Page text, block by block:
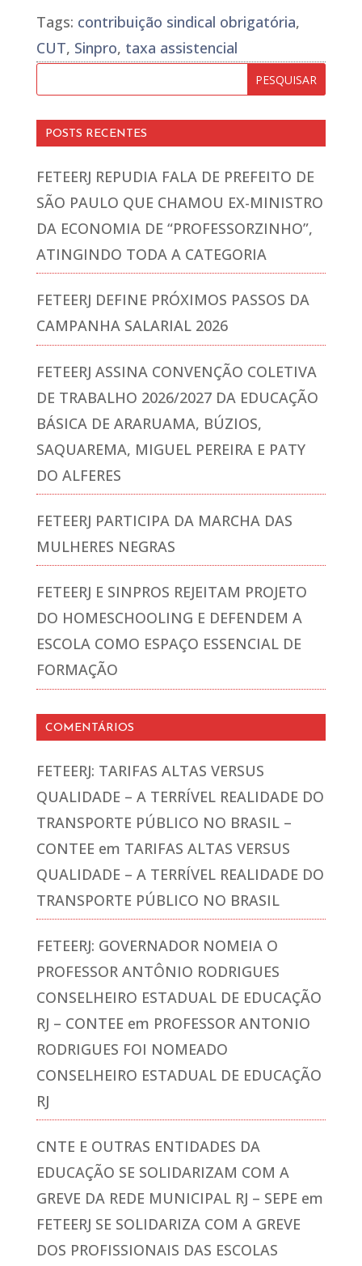
Tags: contribuição sindical obrigatória,
CUT, Sinpro, taxa assistencial
POSTS RECENTES
FETEERJ REPUDIA FALA DE PREFEITO DE
SÃO PAULO QUE CHAMOU EX-MINISTRO
DA ECONOMIA DE “PROFESSORZINHO”,
ATINGINDO TODA A CATEGORIA
FETEERJ DEFINE PRÓXIMOS PASSOS DA
CAMPANHA SALARIAL 2026
FETEERJ ASSINA CONVENÇÃO COLETIVA
DE TRABALHO 2026/2027 DA EDUCAÇÃO
BÁSICA DE ARARUAMA, BÚZIOS,
SAQUAREMA, MIGUEL PEREIRA E PATY
DO ALFERES
FETEERJ PARTICIPA DA MARCHA DAS
MULHERES NEGRAS
FETEERJ E SINPROS REJEITAM PROJETO
DO HOMESCHOOLING E DEFENDEM A
ESCOLA COMO ESPAÇO ESSENCIAL DE
FORMAÇÃO
COMENTÁRIOS
FETEERJ: TARIFAS ALTAS VERSUS
QUALIDADE – A TERRÍVEL REALIDADE DO
TRANSPORTE PÚBLICO NO BRASIL –
CONTEE em TARIFAS ALTAS VERSUS
QUALIDADE – A TERRÍVEL REALIDADE DO
TRANSPORTE PÚBLICO NO BRASIL
FETEERJ: GOVERNADOR NOMEIA O
PROFESSOR ANTÔNIO RODRIGUES
CONSELHEIRO ESTADUAL DE EDUCAÇÃO
RJ – CONTEE em PROFESSOR ANTONIO
RODRIGUES FOI NOMEADO
CONSELHEIRO ESTADUAL DE EDUCAÇÃO
RJ
CNTE E OUTRAS ENTIDADES DA
EDUCAÇÃO SE SOLIDARIZAM COM A
GREVE DA REDE MUNICIPAL RJ – SEPE em
FETEERJ SE SOLIDARIZA COM A GREVE
DOS PROFISSIONAIS DAS ESCOLAS